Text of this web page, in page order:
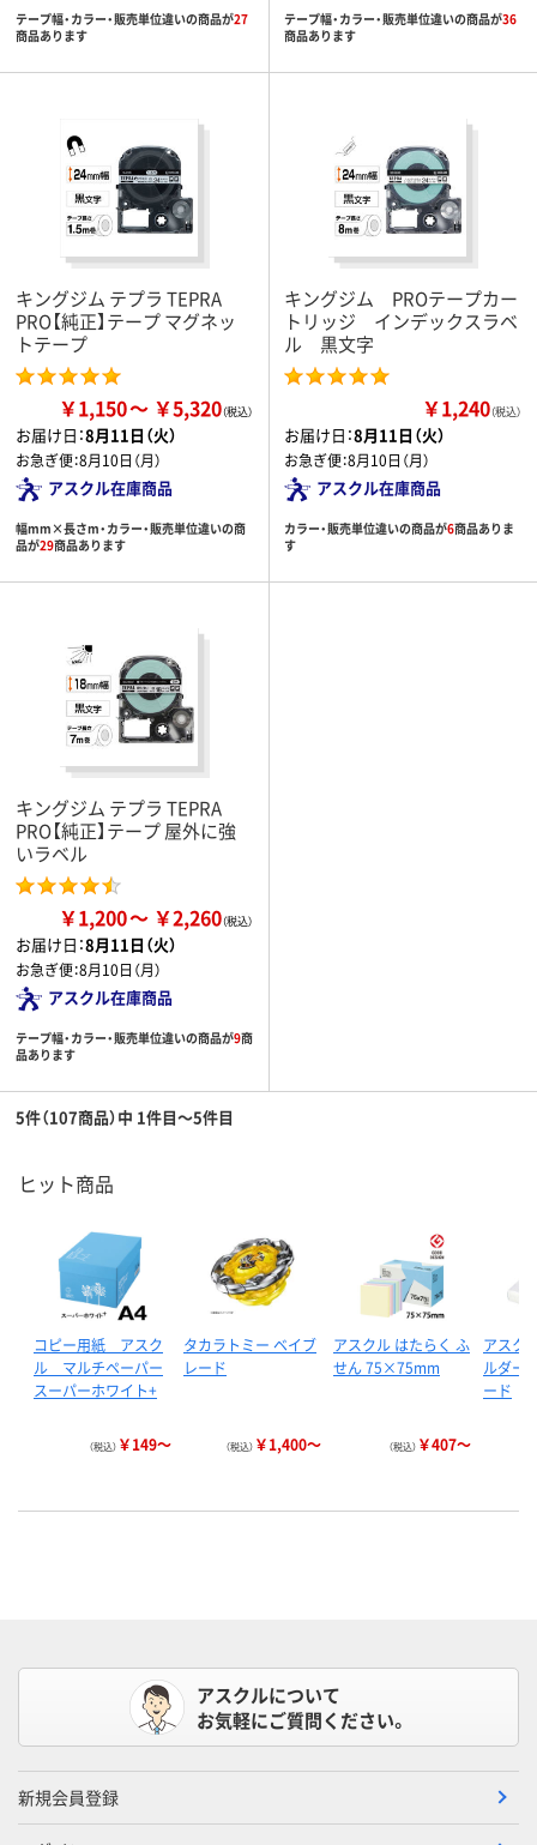
テープ幅・カラー・販売単位違いの商品が27
商品あります
テープ幅・カラー・販売単位違いの商品が36
商品あります
キングジム テプラ TEPRA
PRO【純正】テープ マグネッ
トテープ
￥1,150 ￥5,320
お届け日：8月11日（火）
お急ぎ便：8月10日（月）
アスクル在庫商品
幅mm×長さm・カラー・販売単位違いの商
品が29商品あります
キングジム PROテープカー
トリッジ インデックスラベ
ル 黒文字
￥1,240（税込）
お届け日：8月11日（火）
お急ぎ便：8月10日（月）
アスクル在庫商品
カラー・販売単位違いの商品が6商品ありま
す
キングジム テプラ TEPRA
PRO【純正】テープ 屋外に強
いラベル
￥1,200 ￥2,260
お届け日：8月11日（火）
お急ぎ便：8月10日（月）
アスクル在庫商品
テープ幅・カラー・販売単位違いの商品が9商
品あります
5件（107商品）中 1件目～5件目
ヒット商品
コピー用紙 アスク
ル マルチペーパー
スーパーホワイト+
（税込） ￥149～
タカラトミー ベイブ
レード
（税込） ￥1,400～
アスクル はたらく ふ
せん 75×75mm
（税込） ￥407～
アスク
ルダー
ード
アスクルについて
お気軽にご質問ください。
新規会員登録